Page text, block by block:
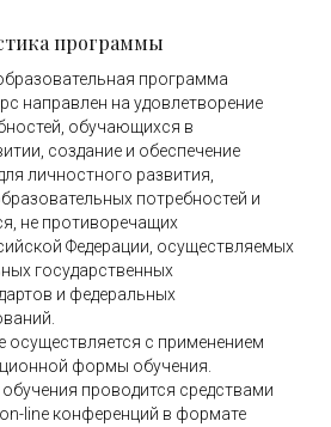
программы
программа
направлен на удовлетворение
обучающихся в
создание и обеспечение
личностного развития,
потребностей и
не противоречащих
Федерации, осуществляемых
государственных
и федеральных
осуществляется с применением
формы обучения.
проводится средствами
line конференций в формате